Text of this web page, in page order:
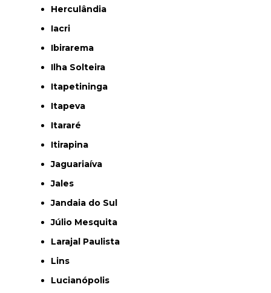
Herculândia
Iacri
Ibirarema
Ilha Solteira
Itapetininga
Itapeva
Itararé
Itirapina
Jaguariaíva
Jales
Jandaia do Sul
Júlio Mesquita
Larajal Paulista
Lins
Lucianópolis